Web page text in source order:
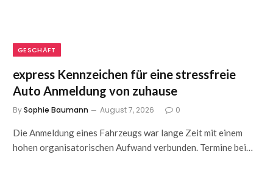
GESCHÄFT
express Kennzeichen für eine stressfreie
Auto Anmeldung von zuhause
BySophie Baumann August 7, 2026 0
Die Anmeldung eines Fahrzeugs war lange Zeit mit einem
hohen organisatorischen Aufwand verbunden. Termine bei…